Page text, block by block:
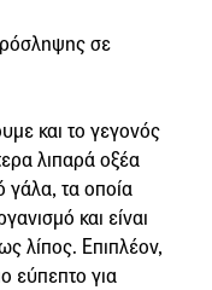
σε
και το γεγονός
λιπαρά οξέα
γάλα, τα οποία
και είναι
λίπος. Επιπλέον,
εύπεπτο για